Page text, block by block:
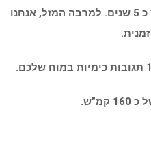
17. במהלך החיים, אדם ממצמץ כ 5 שנים. למרבה המזל, אנחנו